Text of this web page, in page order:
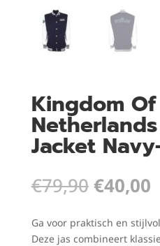
Kingdom
Jacket
€79,90
prijs
was:
€79,90.
€40,00
Ga voor praktisch en
Deze jas combineert